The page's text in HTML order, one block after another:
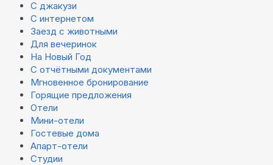
С джакузи
С интернетом
Заезд с животными
Для вечеринок
На Новый Год
С отчётными документами
Мгновенное бронирование
Горящие предложения
Отели
Мини-отели
Гостевые дома
Апарт-отели
Студии